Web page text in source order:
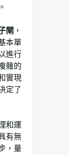
閘 ，
本單
進行
雜的
實現
定了
和運
有無
，量